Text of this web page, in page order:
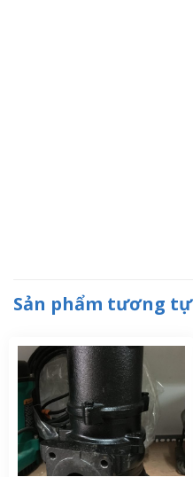
Sản phẩm tương tự